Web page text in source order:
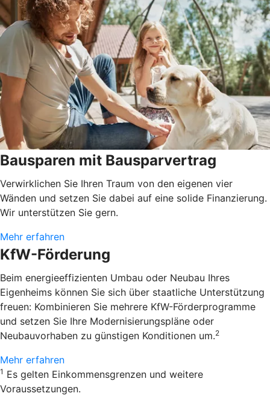
Bausparen mit Bausparvertrag
Verwirklichen Sie Ihren Traum von den eigenen vier
Wänden und setzen Sie dabei auf eine solide Finanzierung.
Wir unterstützen Sie gern.
Mehr erfahren
KfW-Förderung
Beim energieeffizienten Umbau oder Neubau Ihres
Eigenheims können Sie sich über staatliche Unterstützung
freuen: Kombinieren Sie mehrere KfW-Förderprogramme
und setzen Sie Ihre Modernisierungspläne oder
Neubauvorhaben zu günstigen Konditionen um.2
Mehr erfahren
1 Es gelten Einkommensgrenzen und weitere
Voraussetzungen.